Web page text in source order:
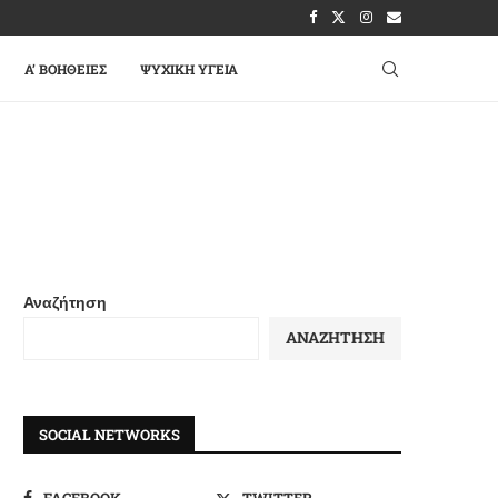
A’ ΒΟΉΘΕΙΕΣ ΨΥΧΙΚΉ ΥΓΕΊΑ
Αναζήτηση
ΑΝΑΖΉΤΗΣΗ
SOCIAL NETWORKS